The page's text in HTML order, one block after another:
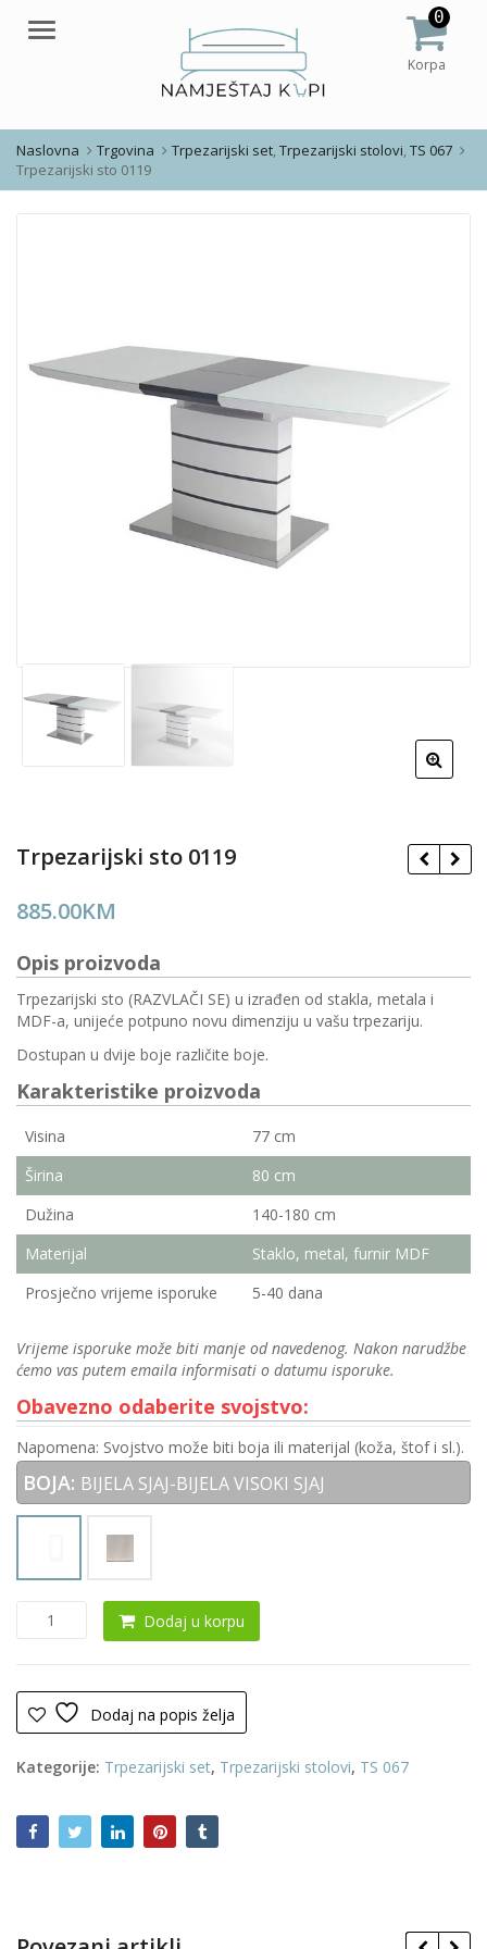
Meni
0
Korpa
Naslovna Trgovina Trpezarijski set,Trpezarijski stolovi,TS 067
Trpezarijski sto 0119
Trpezarijski sto 0119
885.00KM
Opis proizvoda
Trpezarijski sto (RAZVLAČI SE) u izrađen od stakla, metala i
MDF-a, unijeće potpuno novu dimenziju u vašu trpezariju.
Dostupan u dvije boje različite boje.
Karakteristike proizvoda
Visina
77 cm
Širina
80 cm
Dužina
140-180 cm
Materijal
Staklo, metal, furnir MDF
Prosječno vrijeme isporuke
5-40 dana
Vrijeme isporuke može biti manje od navedenog. Nakon narudžbe
ćemo vas putem emaila informisati o datumu isporuke.
Obavezno odaberite svojstvo:
Napomena: Svojstvo može biti boja ili materijal (koža, štof i sl.).
BOJA: BIJELA SJAJ-BIJELA VISOKI SJAJ
Trpezarijski
Dodaj u korpu
Dodaj na popis želja
Kategorije: Trpezarijski set, Trpezarijski stolovi, TS 067